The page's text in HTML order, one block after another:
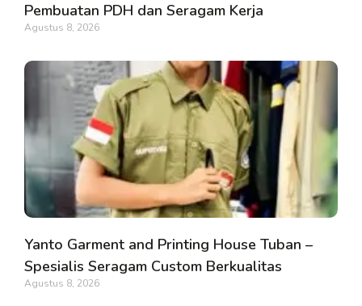
Pembuatan PDH dan Seragam Kerja
Agustus 8, 2026
Yanto Garment and Printing House Tuban –
Spesialis Seragam Custom Berkualitas
Agustus 8, 2026